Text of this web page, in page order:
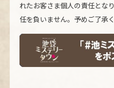
れたお客さま個人の責任とな
任を負いません。予めご了承く